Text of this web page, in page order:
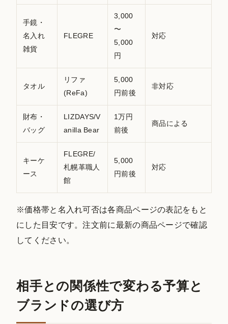
手鏡・
名入れ
雑貨
FLEGRE
3,000
〜
5,000
円
対応
タオル
リファ
(ReFa)
5,000
円前後
非対応
財布・
バッグ
LIZDAYS/V
anilla Bear
1万円
前後
商品による
キーケ
ース
FLEGRE/
札幌革職人
館
5,000
円前後
対応
※価格帯と名入れ可否は各商品ページの表記をもと
にした目安です。注文前に最新の商品ページで確認
してください。
相手との関係性で変わる予算と
ブランドの選び方